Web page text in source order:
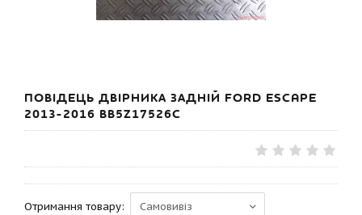
ПОВІДЕЦЬ ДВІРНИКА ЗАДНІЙ FORD ESCAPE
2013-2016 BB5Z17526C
Отримання товару: